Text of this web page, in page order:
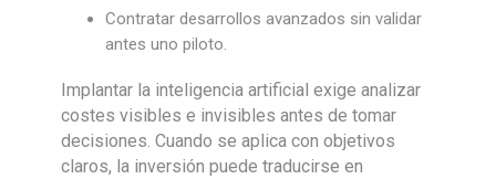
Contratar desarrollos avanzados sin validar
antes uno piloto.
Implantar la inteligencia artificial exige analizar
costes visibles e invisibles antes de tomar
decisiones. Cuando se aplica con objetivos
claros, la inversión puede traducirse en